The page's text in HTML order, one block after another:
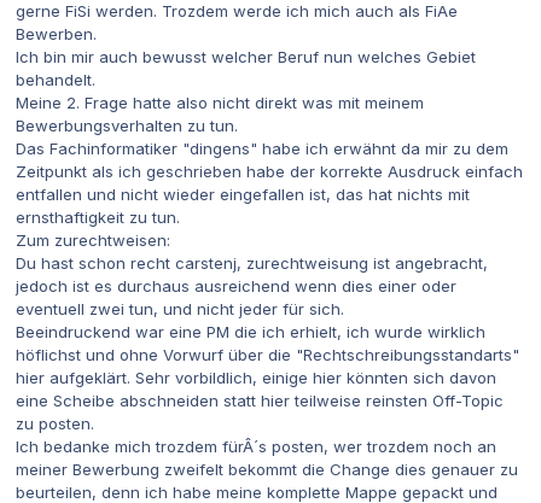
gerne FiSi werden. Trozdem werde ich mich auch als FiAe
Bewerben.
Ich bin mir auch bewusst welcher Beruf nun welches Gebiet
behandelt.
Meine 2. Frage hatte also nicht direkt was mit meinem
Bewerbungsverhalten zu tun.
Das Fachinformatiker "dingens" habe ich erwähnt da mir zu dem
Zeitpunkt als ich geschrieben habe der korrekte Ausdruck einfach
entfallen und nicht wieder eingefallen ist, das hat nichts mit
ernsthaftigkeit zu tun.
Zum zurechtweisen:
Du hast schon recht carstenj, zurechtweisung ist angebracht,
jedoch ist es durchaus ausreichend wenn dies einer oder
eventuell zwei tun, und nicht jeder für sich.
Beeindruckend war eine PM die ich erhielt, ich wurde wirklich
höflichst und ohne Vorwurf über die "Rechtschreibungsstandarts"
hier aufgeklärt. Sehr vorbildlich, einige hier könnten sich davon
eine Scheibe abschneiden statt hier teilweise reinsten Off-Topic
zu posten.
Ich bedanke mich trozdem fürÂ´s posten, wer trozdem noch an
meiner Bewerbung zweifelt bekommt die Change dies genauer zu
beurteilen, denn ich habe meine komplette Mappe gepackt und